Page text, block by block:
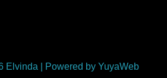
Elvinda | Powered by YuyaWeb